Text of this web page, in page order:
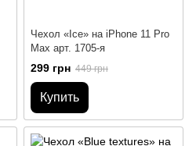
Чехол «Ice» на iPhone 11 Pro
Max арт. 1705-я
299 грн 449 грн
Купить